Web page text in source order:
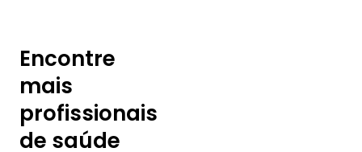
Encontre
mais
profissionais
de saúde